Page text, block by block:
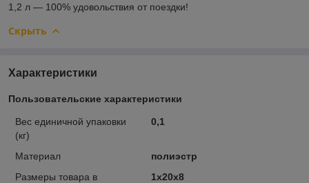
1,2 л — 100% удовольствия от поездки!
Скрыть
Характеристики
Пользовательские характеристики
Вес единичной упаковки
(кг)
0,1
Материал
полиэстр
Размеры товара в
1х20х8